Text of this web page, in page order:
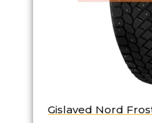
Gislaved Nord